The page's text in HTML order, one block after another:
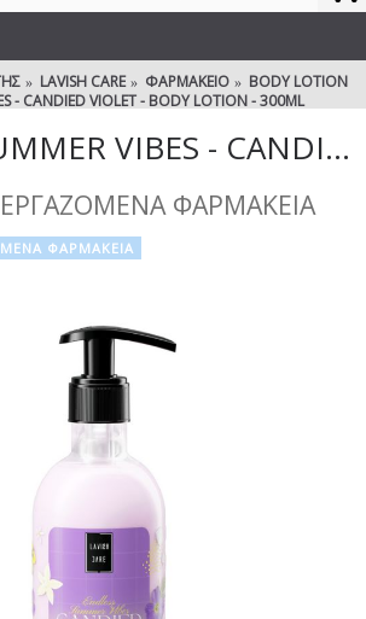
LAVISH CARE ΦΑΡΜΑΚΕΊΟ
BODY LOTION
- CANDIED VIOLET - BODY LOTION - 300ML
ENDLESS SUMMER VIBES - CANDIED VIOLET - BODY LOTION - 300ML
ΦΑΡΜΑΚΕΙΑ
ΦΑΡΜΑΚΕΙΑ